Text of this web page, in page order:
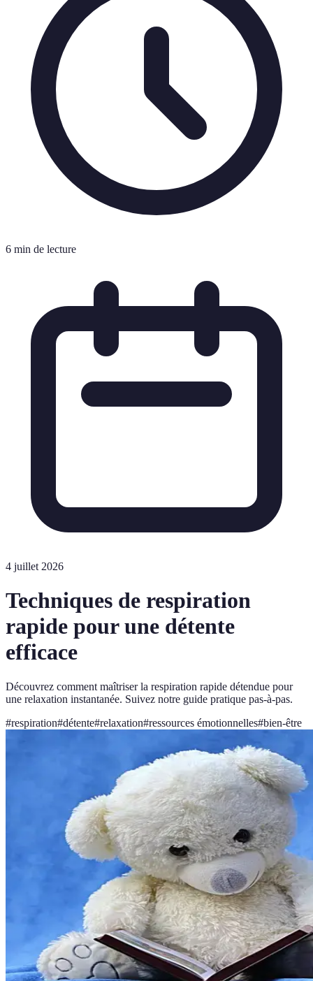
6 min de lecture
4 juillet 2026
Techniques de respiration
rapide pour une détente
efficace
Découvrez comment maîtriser la respiration rapide détendue pour
une relaxation instantanée. Suivez notre guide pratique pas-à-pas.
#respiration#détente#relaxation#ressources émotionnelles#bien-être